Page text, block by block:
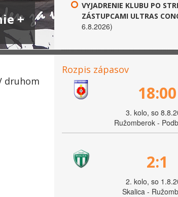
+
VYJADRENIE KLUBU PO
ZÁSTUPCAMI ULTRAS
6.8.2026)
druhom
Rozpis zápasov
18:00
3. kolo, so
Ružomberok -
2:1
2. kolo, so
Skalica -